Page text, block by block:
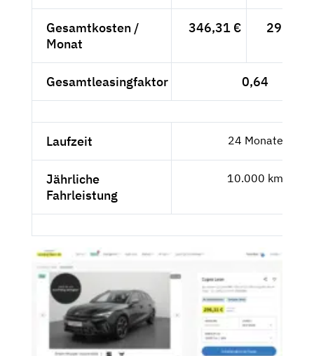
Gesamtkosten /
Monat
346,31 € 291,02
Gesamtleasingfaktor 0,64
Laufzeit 24 Monate
Jährliche
Fahrleistung
10.000 km